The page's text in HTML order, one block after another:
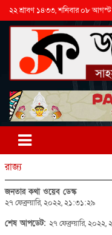
২২ শ্রাবণ ১৪৩৩, শনিবার ০৮
রাজ্য
জনতার কথা ওয়েব ডেস্ক
২৭ ফেব্রুয়ারি, ২০২২, ২১:৩১:২৯
শেষ আপডেট: ২৭ ফেব্রুয়ারি,